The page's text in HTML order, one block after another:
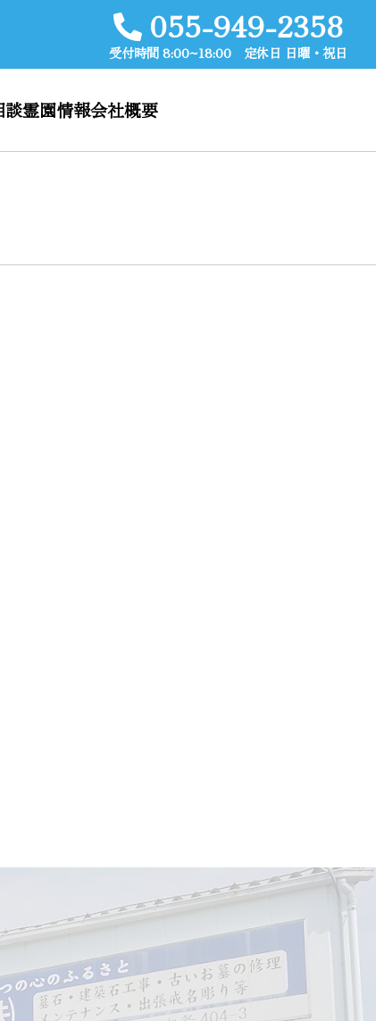
055-949-2358
受付時間 8:00~18:00 定休日 日曜・祝日
談霊園情報会社概要